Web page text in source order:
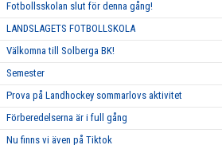
Fotbollsskolan slut för denna gång!
LANDSLAGETS FOTBOLLSKOLA
Välkomna till Solberga BK!
Semester
Prova på Landhockey sommarlovs aktivitet
Förberedelserna är i full gång
Nu finns vi även på Tiktok